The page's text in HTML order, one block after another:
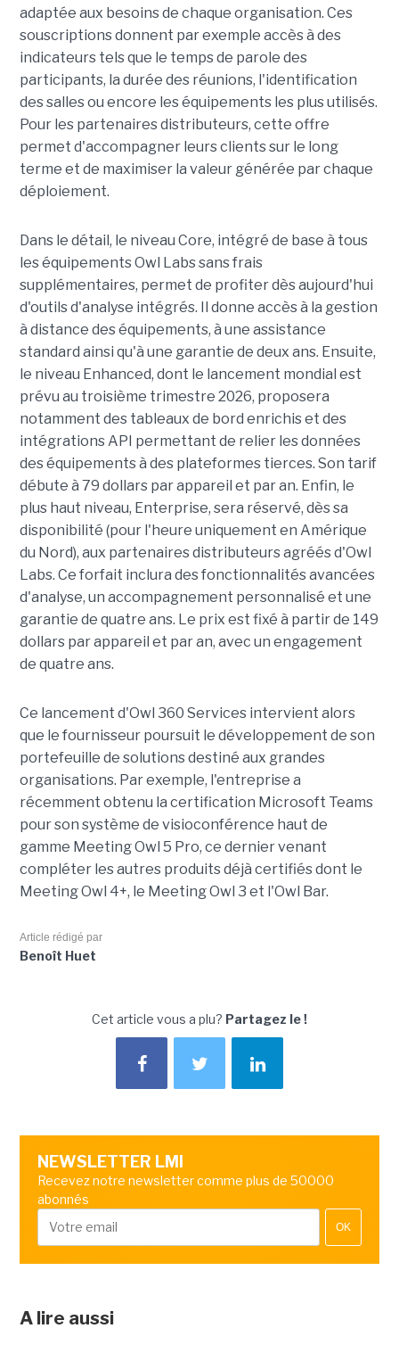
adaptée aux besoins de chaque organisation. Ces
souscriptions donnent par exemple accès à des
indicateurs tels que le temps de parole des
participants, la durée des réunions, l'identification
des salles ou encore les équipements les plus utilisés.
Pour les partenaires distributeurs, cette offre
permet d'accompagner leurs clients sur le long
terme et de maximiser la valeur générée par chaque
déploiement.
Dans le détail, le niveau Core, intégré de base à tous
les équipements Owl Labs sans frais
supplémentaires, permet de profiter dès aujourd'hui
d'outils d'analyse intégrés. Il donne accès à la gestion
à distance des équipements, à une assistance
standard ainsi qu'à une garantie de deux ans. Ensuite,
le niveau Enhanced, dont le lancement mondial est
prévu au troisième trimestre 2026, proposera
notamment des tableaux de bord enrichis et des
intégrations API permettant de relier les données
des équipements à des plateformes tierces. Son tarif
débute à 79 dollars par appareil et par an. Enfin, le
plus haut niveau, Enterprise, sera réservé, dès sa
disponibilité (pour l'heure uniquement en Amérique
du Nord), aux partenaires distributeurs agréés d'Owl
Labs. Ce forfait inclura des fonctionnalités avancées
d'analyse, un accompagnement personnalisé et une
garantie de quatre ans. Le prix est fixé à partir de 149
dollars par appareil et par an, avec un engagement
de quatre ans.
Ce lancement d'Owl 360 Services intervient alors
que le fournisseur poursuit le développement de son
portefeuille de solutions destiné aux grandes
organisations. Par exemple, l'entreprise a
récemment obtenu la certification Microsoft Teams
pour son système de visioconférence haut de
gamme Meeting Owl 5 Pro, ce dernier venant
compléter les autres produits déjà certifiés dont le
Meeting Owl 4+, le Meeting Owl 3 et l'Owl Bar.
Article rédigé par
Benoît Huet
Cet article vous a plu? Partagez le !
NEWSLETTER LMI
Recevez notre newsletter comme plus de 50000
abonnés
OK
A lire aussi